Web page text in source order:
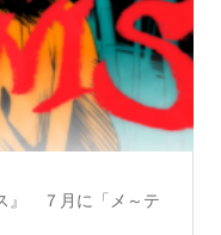
』 ７月に「メ～テ